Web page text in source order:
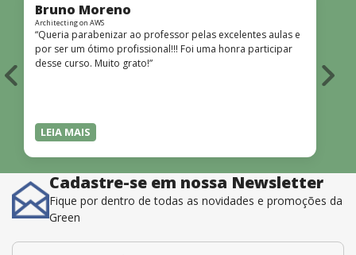
Bruno Moreno
Architecting on AWS
“Queria parabenizar ao professor pelas excelentes aulas e
por ser um ótimo profissional!!! Foi uma honra participar
desse curso. Muito grato!”
LEIA MAIS
Cadastre-se em nossa Newsletter
Fique por dentro de todas as novidades e promoções da
Green
E-mail